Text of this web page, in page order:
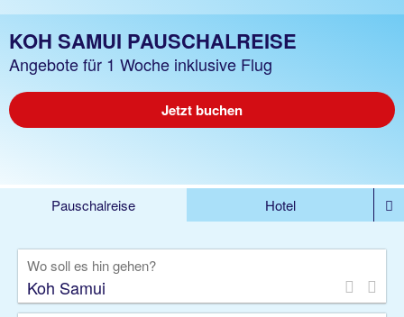
KOH SAMUI PAUSCHALREISE
Angebote für 1 Woche inklusive Flug
Jetzt buchen
Pauschalreise
Hotel
Rundreise
Kreuzfahrt
Gruppenreise
Camper Privattransfer
Wo soll es hin gehen?